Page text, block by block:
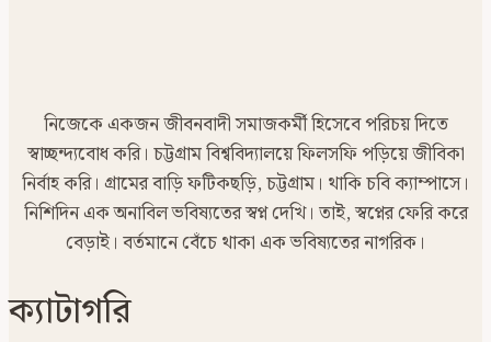
নিজেকে একজন জীবনবাদী সমাজকর্মী হিসেবে পরিচয় দিতে
স্বাচ্ছন্দ্যবোধ করি। চট্টগ্রাম বিশ্ববিদ্যালয়ে ফিলসফি পড়িয়ে জীবিকা
নির্বাহ করি। গ্রামের বাড়ি ফটিকছড়ি, চট্টগ্রাম। থাকি চবি ক্যাম্পাসে।
নিশিদিন এক অনাবিল ভবিষ্যতের স্বপ্ন দেখি। তাই, স্বপ্নের ফেরি করে
বেড়াই। বর্তমানে বেঁচে থাকা এক ভবিষ্যতের নাগরিক।
ক্যাটাগরি